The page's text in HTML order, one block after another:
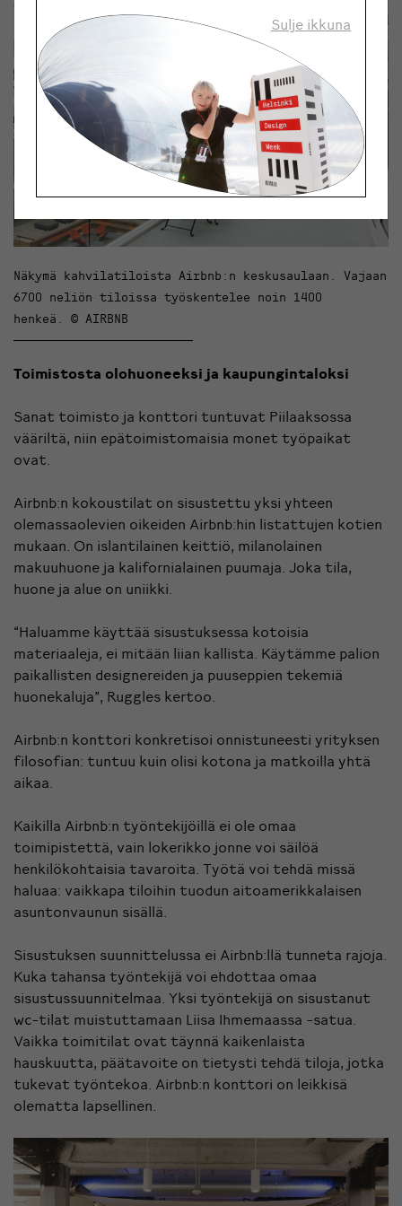
Näkymä kahvilatiloista Airbnb:n keskusaulaan. Vajaan
6700 neliön tiloissa työskentelee noin 1400
henkeä. © AIRBNB
Toimistosta olohuoneeksi ja kaupungintaloksi
Sanat toimisto ja konttori tuntuvat Piilaaksossa
vääriltä, niin epätoimistomaisia monet työpaikat
ovat.
Airbnb:n kokoustilat on sisustettu yksi yhteen
olemassaolevien oikeiden Airbnb:hin listattujen kotien
mukaan. On islantilainen keittiö, milanolainen
makuuhuone ja kalifornialainen puumaja. Joka tila,
huone ja alue on uniikki.
“Haluamme käyttää sisustuksessa kotoisia
materiaaleja, ei mitään liian kallista. Käytämme palion
paikallisten designereiden ja puuseppien tekemiä
huonekaluja”, Ruggles kertoo.
Airbnb:n konttori konkretisoi onnistuneesti yrityksen
filosofian: tuntuu kuin olisi kotona ja matkoilla yhtä
aikaa.
Kaikilla Airbnb:n työntekijöillä ei ole omaa
toimipistettä, vain lokerikko jonne voi säilöä
henkilökohtaisia tavaroita. Työtä voi tehdä missä
haluaa: vaikkapa tiloihin tuodun aitoamerikkalaisen
asuntonvaunun sisällä.
Sisustuksen suunnittelussa ei Airbnb:llä tunneta rajoja.
Kuka tahansa työntekijä voi ehdottaa omaa
sisustussuunnitelmaa. Yksi työntekijä on sisustanut
wc-tilat muistuttamaan Liisa Ihmemaassa -satua.
Vaikka toimitilat ovat täynnä kaikenlaista
hauskuutta, päätavoite on tietysti tehdä tiloja, jotka
tukevat työntekoa. Airbnb:n konttori on leikkisä
olematta lapsellinen.
Sulje ikkuna